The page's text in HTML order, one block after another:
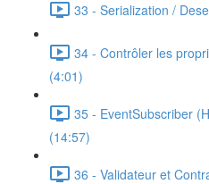
33 - Serialization /
34 - Contrôler les
(4:01)
35 - EventSubscriber
(14:57)
36 - Validateur et